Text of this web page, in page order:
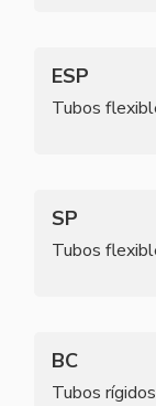
ESP
Tubos
SP
Tubos
BC
Tubos rígidos